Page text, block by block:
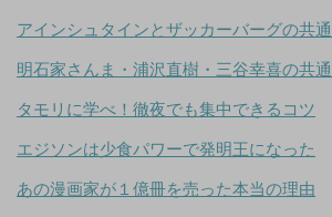
アインシュタインとザッカーバーグの共
明石家さんま・浦沢直樹・三谷幸喜の共
タモリに学べ！徹夜でも集中できるコツ
エジソンは少食パワーで発明王になった
あの漫画家が１億冊を売った本当の理由